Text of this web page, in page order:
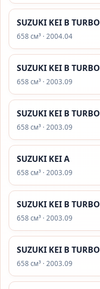
SUZUKI KEI B TURBO
658 см³ · 2004.04
SUZUKI KEI B TURBO
658 см³ · 2003.09
SUZUKI KEI B TURBO
658 см³ · 2003.09
SUZUKI KEI A
658 см³ · 2003.09
SUZUKI KEI B TURBO
658 см³ · 2003.09
SUZUKI KEI B TURBO
658 см³ · 2003.09